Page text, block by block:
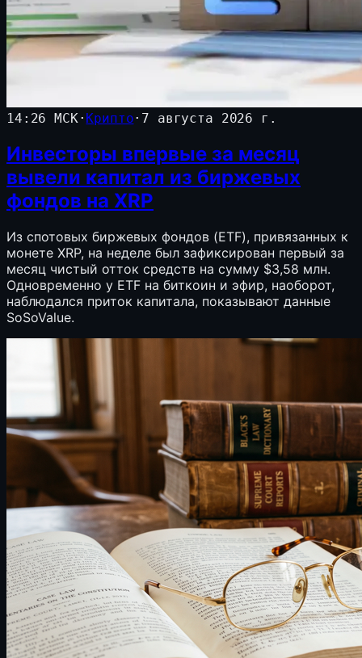
14:26 МСК· Крипто· 7 августа 2026 г.
Инвесторы впервые за месяц
вывели капитал из биржевых
фондов на XRP
Из спотовых биржевых фондов (ETF), привязанных к
монете XRP, на неделе был зафиксирован первый за
месяц чистый отток средств на сумму $3,58 млн.
Одновременно у ETF на биткоин и эфир, наоборот,
наблюдался приток капитала, показывают данные
SoSoValue.